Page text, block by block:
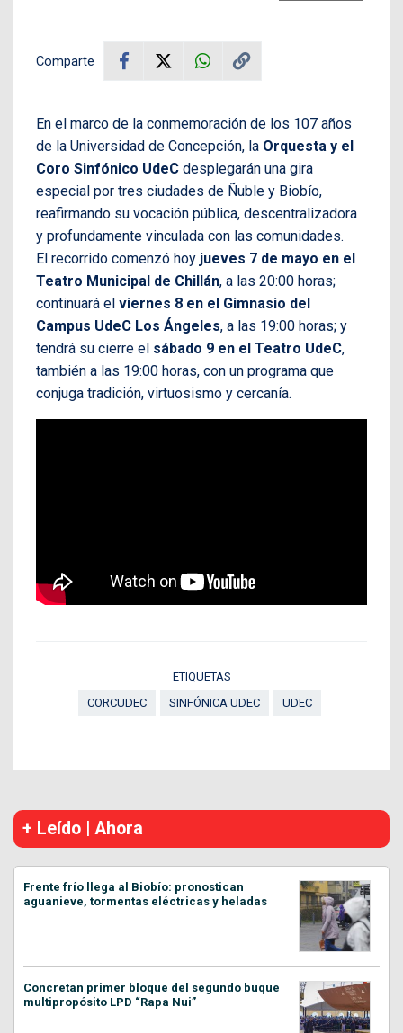
Comparte
En el marco de la conmemoración de los 107 años
de la Universidad de Concepción, la Orquesta y el
Coro Sinfónico UdeC desplegarán una gira
especial por tres ciudades de Ñuble y Biobío,
reafirmando su vocación pública, descentralizadora
y profundamente vinculada con las comunidades.
El recorrido comenzó hoy jueves 7 de mayo en el
Teatro Municipal de Chillán, a las 20:00 horas;
continuará el viernes 8 en el Gimnasio del
Campus UdeC Los Ángeles, a las 19:00 horas; y
tendrá su cierre el sábado 9 en el Teatro UdeC,
también a las 19:00 horas, con un programa que
conjuga tradición, virtuosismo y cercanía.
ETIQUETAS
CORCUDEC
SINFÓNICA UDEC UDEC
+ Leído | Ahora
Frente frío llega al Biobío: pronostican
aguanieve, tormentas eléctricas y heladas
Concretan primer bloque del segundo buque
multipropósito LPD “Rapa Nui”